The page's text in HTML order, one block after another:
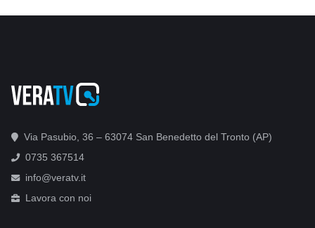
Via Pasubio, 36 – 63074 San Benedetto del Tronto (AP)
0735 367514
info@veratv.it
Lavora con noi